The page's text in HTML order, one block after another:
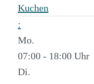
Kuchen
:
Mo.
07:00 - 18:00
Di.